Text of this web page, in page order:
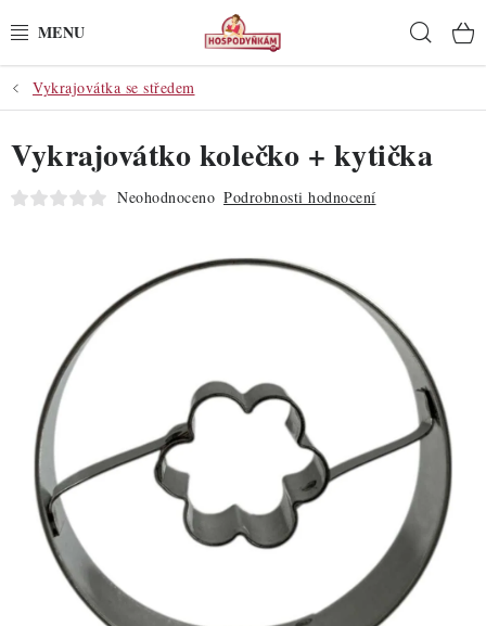
na
POTŘEBY
POMŮCKY
SUROVINY
PRO OSLAVY
DO KUCHYNĚ
POCHUTINY
ZDRAVÉ PEČENÍ
DÁRKOVÉ POUKAZY
TÉMATICKÉ PRODUKTY
Vykrajovátka se středem
Vykrajovátko kolečko + kytička
Neohodnoceno Podrobnosti hodnocení